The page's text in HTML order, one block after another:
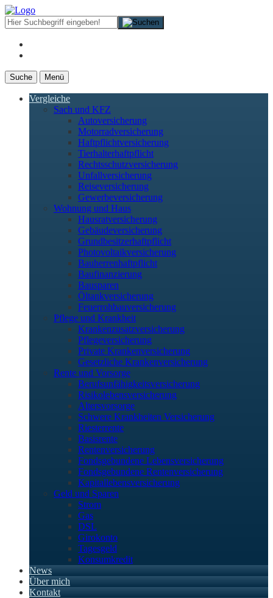
Suche Menü
Vergleiche
Sach und KFZ
Autoversicherung
Motorradversicherung
Haftpflichtversicherung
Tierhalterhaftpflicht
Rechtsschutzversicherung
Unfallversicherung
Reiseversicherung
Gewerbeversicherung
Wohnung und Haus
Hausratversicherung
Gebäudeversicherung
Grundbesitzerhaftpflicht
Photovoltaikversicherung
Bauherrenhaftpflicht
Baufinanzierung
Bausparen
Öltankversicherung
Feuerrohbauversicherung
Pflege und Krankheit
Krankenzusatzversicherung
Pflegeversicherung
Private Krankenversicherung
Gesetzliche Krankenversicherung
Rente und Vorsorge
Berufs­unfähigkeitsversicherung
Risikolebensversicherung
Altersvorsorge
Schwere Krankheiten Versicherung
Riesterrente
Basisrente
Rentenversicherung
Fondsgebundene Lebensversicherung
Fondsgebundene Rentenversicherung
Kapitallebensversicherung
Geld und Sparen
Strom
Gas
DSL
Girokonto
Tagesgeld
Konsumkredit
News
Über mich
Kontakt